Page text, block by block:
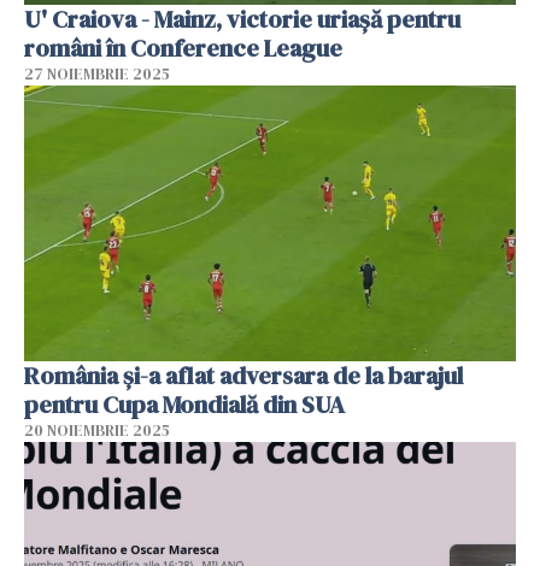
U' Craiova - Mainz, victorie uriașă pentru
români în Conference League
27 NOIEMBRIE 2025
România și-a aflat adversara de la barajul
pentru Cupa Mondială din SUA
20 NOIEMBRIE 2025